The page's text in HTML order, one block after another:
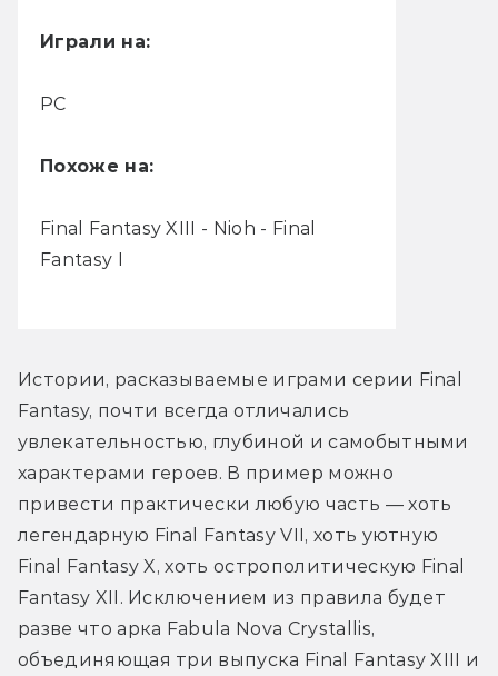
Играли на:
PC
Похоже на:
Final Fantasy XIII - Nioh - Final
Fantasy I
Истории, расказываемые играми серии Final
Fantasy, почти всегда отличались
увлекательностью, глубиной и самобытными
характерами героев. В пример можно
привести практически любую часть — хоть
легендарную Final Fantasy VII, хоть уютную
Final Fantasy X, хоть острополитическую Final
Fantasy XII. Исключением из правила будет
разве что арка Fabula Nova Crystallis,
объединяющая три выпуска Final Fantasy XIII и